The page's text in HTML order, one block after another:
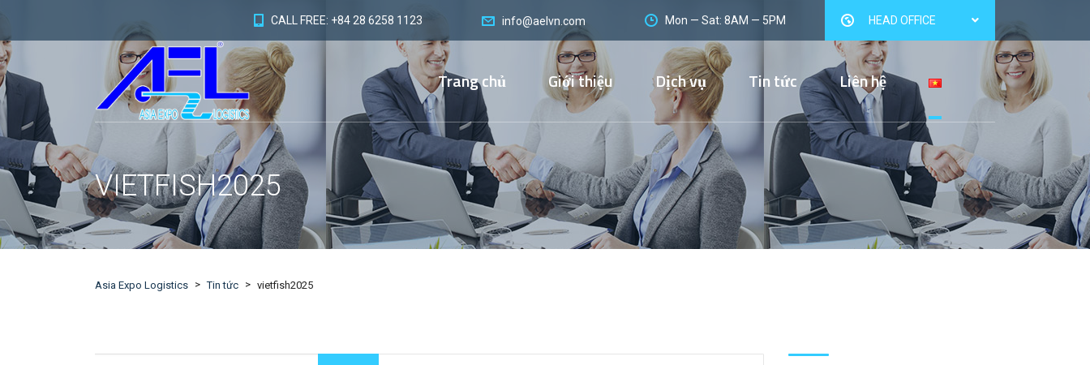
HEAD OFFICE
CALL FREE: +84 28 6258 1123 info@aelvn.com Mon — Sat: 8AM — 5PM
Trang chủ Giới thiệu Dịch vụ Tin tức Liên hệ
VIETFISH2025
Asia Expo Logistics > Tin tức > vietfish2025